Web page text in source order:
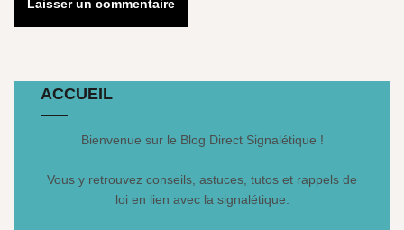
ACCUEIL
Bienvenue sur le Blog Direct Signalétique !
Vous y retrouvez conseils, astuces, tutos et rappels de
loi en lien avec la signalétique.